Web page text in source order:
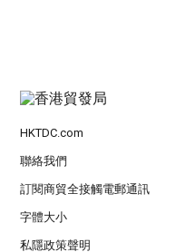
HKTDC.com
聯絡我們
訂閱商貿全接觸電郵通訊
字體大小
私隱政策聲明